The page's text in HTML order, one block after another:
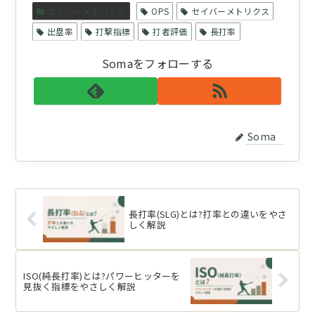
セイバーメトリクス OPS
セイバーメトリクス
出塁率
打撃指標 打者評価 長打率
Somaをフォローする
Soma
長打率(SLG)とは?打率との違いをやさ
しく解説
ISO(純長打率)とは?パワーヒッターを
見抜く指標をやさしく解説